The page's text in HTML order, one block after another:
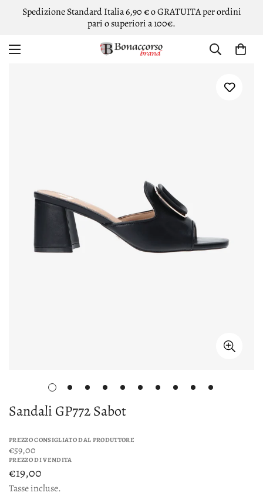
Spedizione Standard Italia 6,90 € o GRATUITA per ordini
pari o superiori a 100€.
Sandali GP772 Sabot
PREZZO CONSIGLIATO DAL PRODUTTORE
€59,00
PREZZO DI VENDITA
€19,00
Tasse incluse.